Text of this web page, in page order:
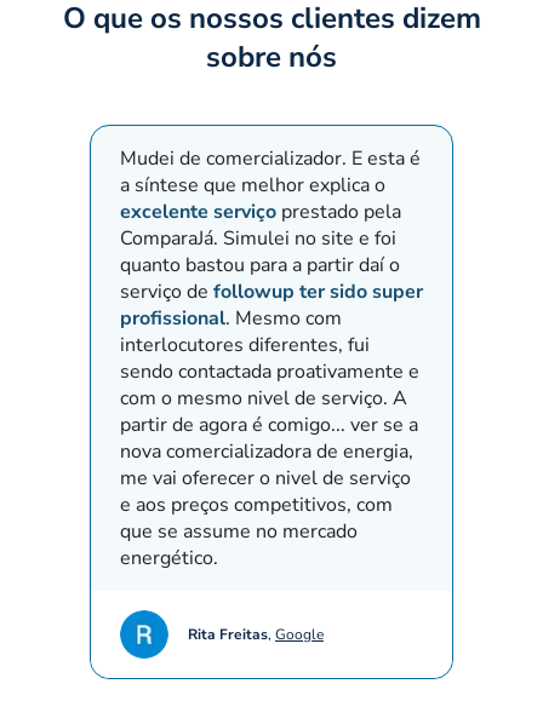
O que os nossos clientes dizem
sobre nós
Mudei de comercializador. E esta é
a síntese que melhor explica o
excelente serviço prestado pela
ComparaJá. Simulei no site e foi
quanto bastou para a partir daí o
serviço de followup ter sido super
profissional. Mesmo com
interlocutores diferentes, fui
sendo contactada proativamente e
com o mesmo nivel de serviço. A
partir de agora é comigo... ver se a
nova comercializadora de energia,
me vai oferecer o nivel de serviço
e aos preços competitivos, com
que se assume no mercado
energético.
Rita Freitas, Google